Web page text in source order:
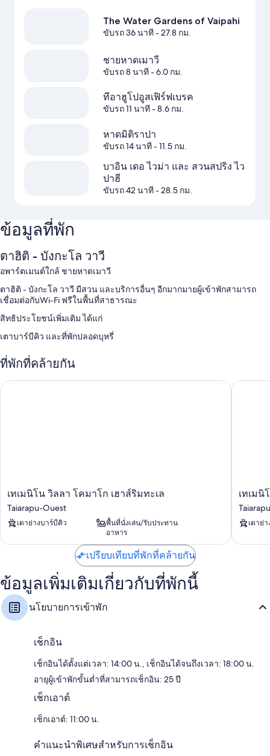
The Water Gardens of Vaipahi
ขับรถ 36 นาที- 27.8 กม.
ชายหาดเมาวี
ขับรถ 8 นาที- 6.0 กม.
ทีอาฮูโปอูสเฟิร์ฟเบรค
ขับรถ 11 นาที- 8.6 กม.
หาดมิติราปา
ขับรถ 14 นาที- 11.5 กม.
บาอิน เดอ ไวม่า และ สวนสปริง ไว
ปาฮี
ขับรถ 42 นาที- 28.5 กม.
ข้อมูลที่พัก
ตาฮิติ - บังกะโล วาวี
อพาร์ตเมนต์ใกล้ ชายหาดเมาวี
ตาฮิติ - บังกะโล วาวี มีสวน และบริการอื่นๆ อีกมากมายผู้เข้าพักสามารถ
เชื่อมต่อกับWi-Fi ฟรีในพื้นที่สาธารณะ
สิทธิประโยชน์เพิ่มเติม ได้แก่
เตาบาร์บีคิว และที่พักปลอดบุหรี่
ที่พักที่คล้ายกัน
เท
เม
นิโน
วิลลา
มาโก
ริม
ทะเล
Taiarapu-
Ouest
เทเมนิโน วิลลา โคมาโก เฮาส์ริมทะเล
Taiarapu-Ouest
เตาย่างบาร์บีคิว
พื้นที่นั่งเล่น/รับประทาน
อาหาร
เทเมนิโน วิลลา โคมาโก เฮาส์ริมทะเล
เท
เม
นิโน
พิ
บังกะโล
เทเมนิ
เตาย่
เทเมนิโ
เปรียบเทียบที่พักที่คล้ายกัน
ข้อมูลเพิ่มเติมเกี่ยวกับที่พักนี้
นโยบายการเข้าพัก
เช็กอิน
เช็กอินได้ตั้งแต่เวลา: 14:00 น., เช็กอินได้จนถึงเวลา: 18:00 น.
อายุผู้เข้าพักขั้นต่ำที่สามารถเช็กอิน: 25 ปี
เช็กเอาต์
เช็กเอาต์: 11:00 น.
คำแนะนำพิเศษสำหรับการเช็กอิน